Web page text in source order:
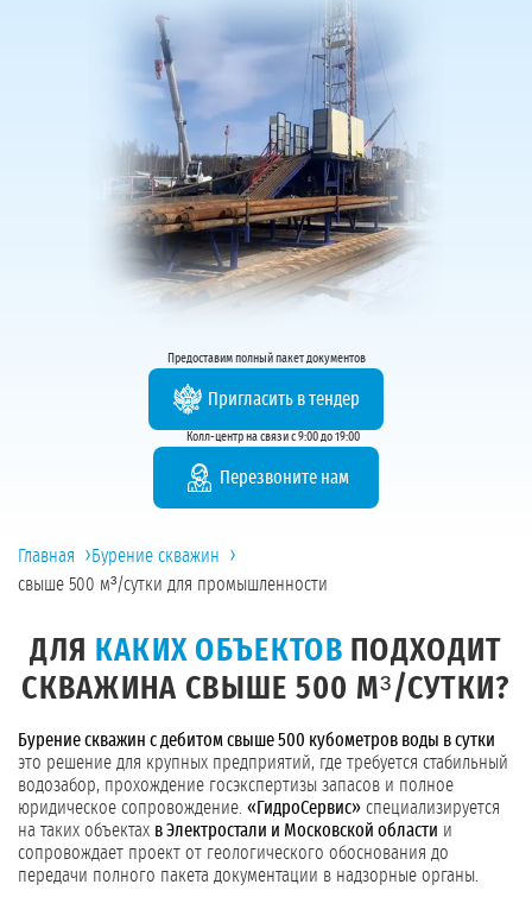
Предоставим полный пакет документов
Пригласить в тендер
Колл-центр на связи с 9:00 до 19:00
Перезвоните нам
Главная ›Бурение скважин ›
свыше 500 м³/сутки для промышленности
ДЛЯ КАКИХ ОБЪЕКТОВ ПОДХОДИТ
СКВАЖИНА СВЫШЕ 500 М³/СУТКИ?
Бурение скважин с дебитом свыше 500 кубометров воды в сутки
это решение для крупных предприятий, где требуется стабильный
водозабор, прохождение госэкспертизы запасов и полное
юридическое сопровождение. «ГидроСервис» специализируется
на таких объектах в Электростали и Московской области и
сопровождает проект от геологического обоснования до
передачи полного пакета документации в надзорные органы.